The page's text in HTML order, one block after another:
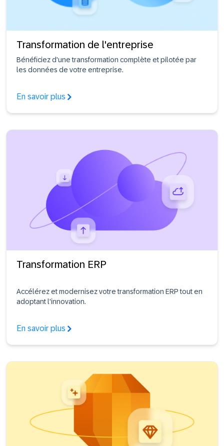
Transformation de l'entreprise
Bénéficiez d'une transformation complète et pilotée par
les données de votre entreprise.
En savoir plus
Transformation ERP
Accélérez et modernisez votre transformation ERP tout en
adoptant l'innovation.
En savoir plus